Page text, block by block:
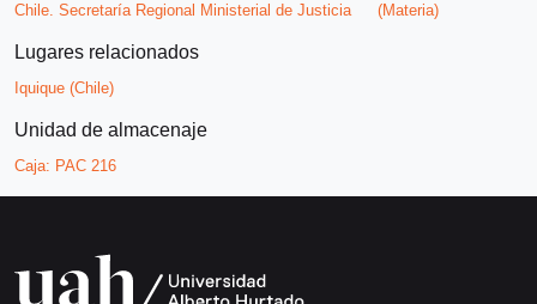
Chile. Secretaría Regional Ministerial de Justicia
(Materia)
Lugares relacionados
Iquique (Chile)
Unidad de almacenaje
Caja: PAC 216